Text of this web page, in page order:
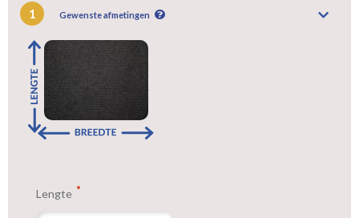
worden gemaakt.
Laat voor aangename verduistering en isolatie de gordijnen
voeren: een verschil van dag en nacht!
1 Gewenste afmetingen
Lengte